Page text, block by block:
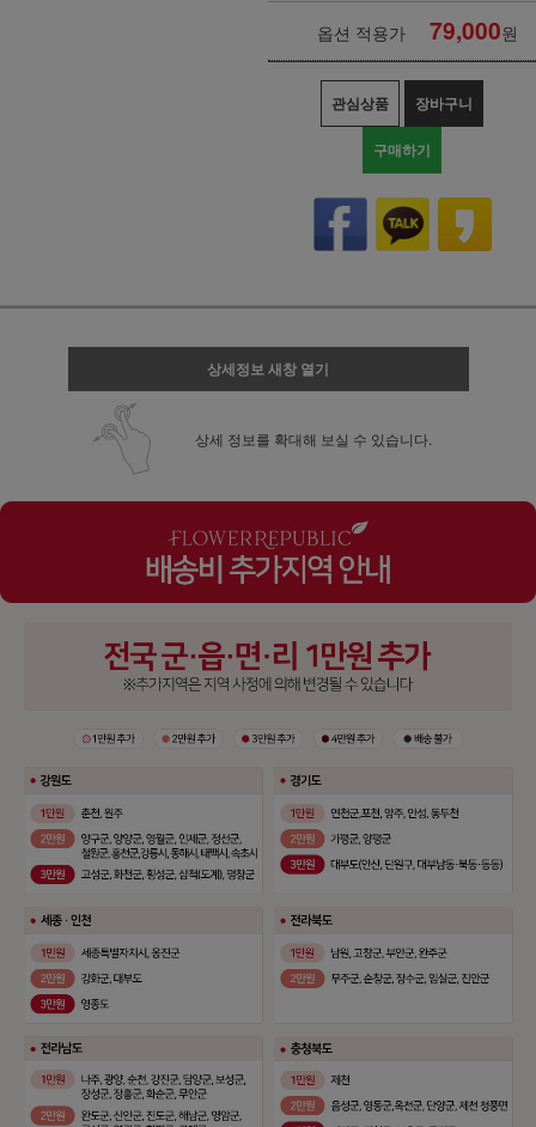
옵션 적용가 79,000원
관심상품 장바구니
구매하기
상세정보 새창 열기
상세 정보를 확대해 보실 수 있습니다.